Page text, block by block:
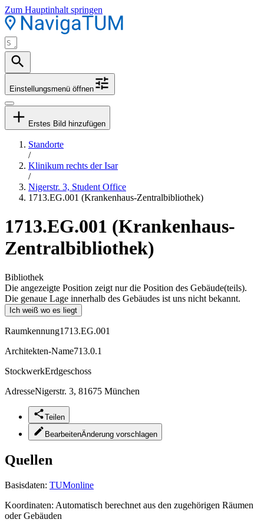
Zum Hauptinhalt springen
Einstellungsmenü öffnen
Erstes Bild hinzufügen
Standorte
/
Klinikum rechts der Isar
/
Nigerstr. 3, Student Office
1713.EG.001 (Krankenhaus-Zentralbibliothek)
1713.EG.001 (Krankenhaus-
Zentralbibliothek)
Bibliothek
Die angezeigte Position zeigt nur die Position des Gebäude(teils).
Die genaue Lage innerhalb des Gebäudes ist uns nicht bekannt.
Ich weiß wo es liegt
Raumkennung1713.EG.001
Architekten-Name713.0.1
StockwerkErdgeschoss
AdresseNigerstr. 3, 81675 München
Teilen
BearbeitenÄnderung vorschlagen
Quellen
Basisdaten: TUMonline
Koordinaten: Automatisch berechnet aus den zugehörigen Räumen
oder Gebäuden